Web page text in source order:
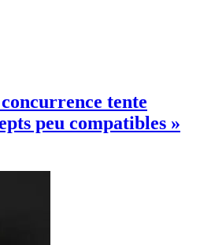
tente
peu compatibles »